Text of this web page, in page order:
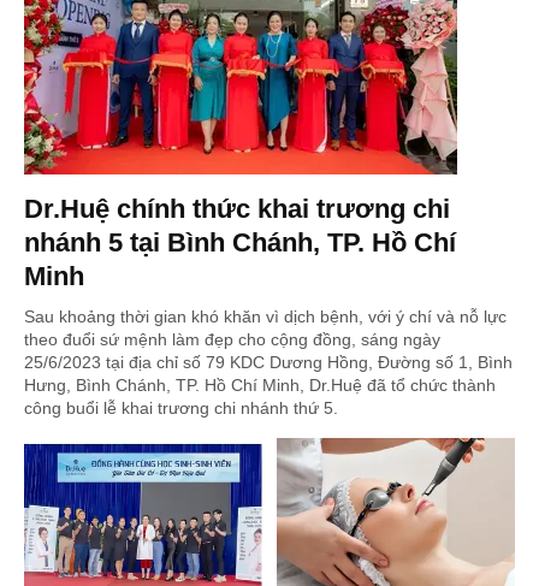
Dr.Huệ chính thức khai trương chi
nhánh 5 tại Bình Chánh, TP. Hồ Chí
Minh
Sau khoảng thời gian khó khăn vì dịch bệnh, với ý chí và nỗ lực
theo đuổi sứ mệnh làm đẹp cho cộng đồng, sáng ngày
25/6/2023 tại địa chỉ số 79 KDC Dương Hồng, Đường số 1, Bình
Hưng, Bình Chánh, TP. Hồ Chí Minh, Dr.Huệ đã tổ chức thành
công buổi lễ khai trương chi nhánh thứ 5.